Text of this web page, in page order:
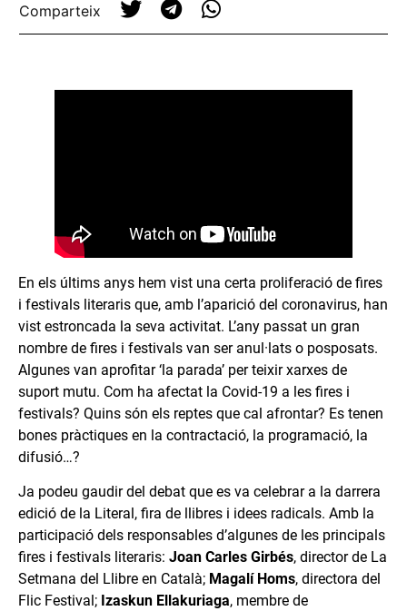
Comparteix
En els últims anys hem vist una certa proliferació de fires
i festivals literaris que, amb l’aparició del coronavirus, han
vist estroncada la seva activitat. L’any passat un gran
nombre de fires i festivals van ser anul·lats o posposats.
Algunes van aprofitar ‘la parada’ per teixir xarxes de
suport mutu. Com ha afectat la Covid-19 a les fires i
festivals? Quins són els reptes que cal afrontar? Es tenen
bones pràctiques en la contractació, la programació, la
difusió…?
Ja podeu gaudir del debat que es va celebrar a la darrera
edició de la Literal, fira de llibres i idees radicals. Amb la
participació dels responsables d’algunes de les principals
fires i festivals literaris: Joan Carles Girbés, director de La
Setmana del Llibre en Català; Magalí Homs, directora del
Flic Festival; Izaskun Ellakuriaga, membre de